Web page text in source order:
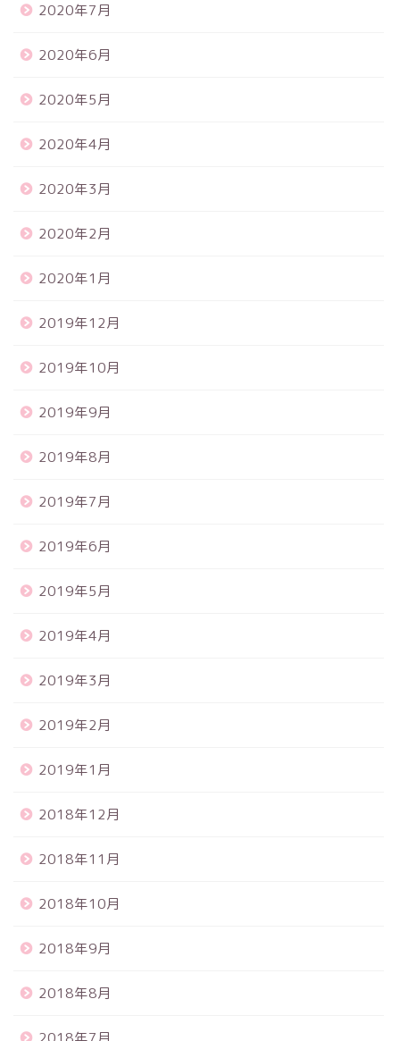
2020年7月
2020年6月
2020年5月
2020年4月
2020年3月
2020年2月
2020年1月
2019年12月
2019年10月
2019年9月
2019年8月
2019年7月
2019年6月
2019年5月
2019年4月
2019年3月
2019年2月
2019年1月
2018年12月
2018年11月
2018年10月
2018年9月
2018年8月